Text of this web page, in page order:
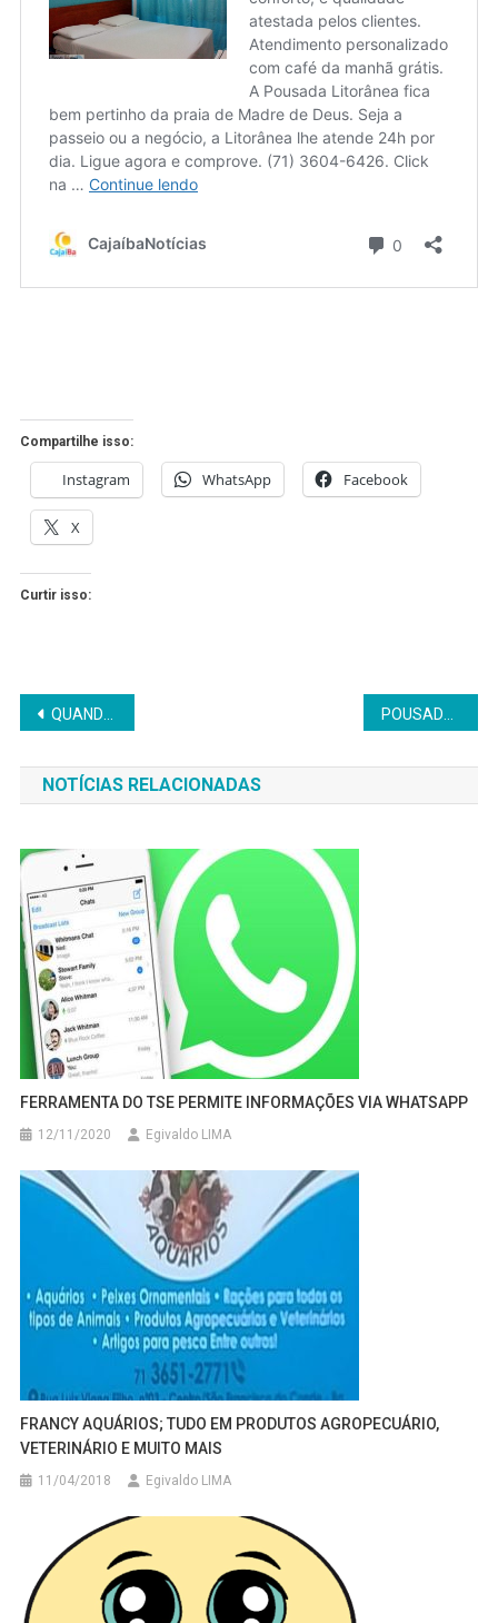
Compartilhe isso:
Instagram WhatsApp Facebook
X
Curtir isso:
Navegação
de
Post
QUANDO FOR SE HOSPEDAR EM MADRE DE DEUS PROCURE A POUSADA LITORÂNEA
NOTÍCIAS RELACIONADAS
FERRAMENTA DO TSE PERMITE INFORMAÇÕES VIA WHATSAPP
12/11/2020 Egivaldo LIMA
FRANCY AQUÁRIOS; TUDO EM PRODUTOS AGROPECUÁRIO,
VETERINÁRIO E MUITO MAIS
11/04/2018 Egivaldo LIMA